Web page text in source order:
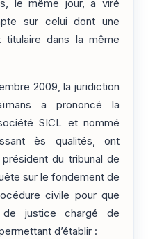
le même jour, a viré
sur celui dont une
titulaire dans la même
2009, la juridiction
a prononcé la
SICL et nommé
ès qualités, ont
du tribunal de
sur le fondement de
civile pour que
justice chargé de
d’établir :